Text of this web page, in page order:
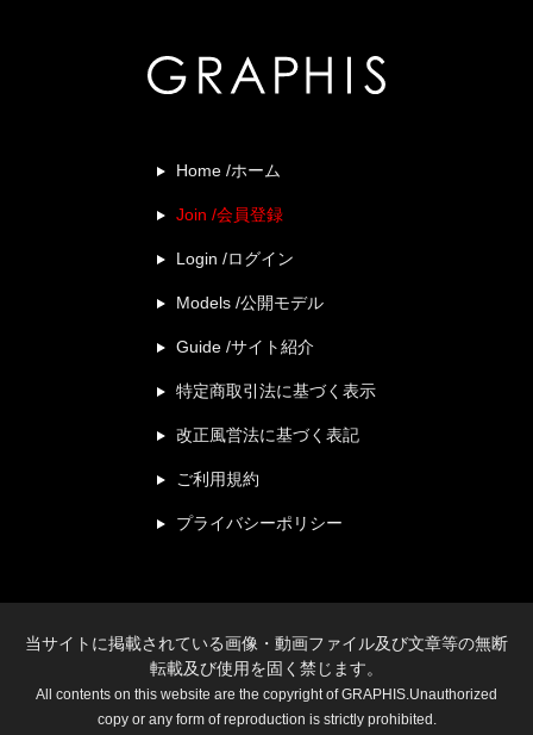
Home /ホーム
Join /会員登録
Login /ログイン
Models /公開モデル
Guide /サイト紹介
特定商取引法に基づく表示
改正風営法に基づく表記
ご利用規約
プライバシーポリシー
当サイトに掲載されている画像・動画ファイル及び文章等の無断
転載及び使用を固く禁じます。
All contents on this website are the copyright of GRAPHIS.Unauthorized
copy or any form of reproduction is strictly prohibited.